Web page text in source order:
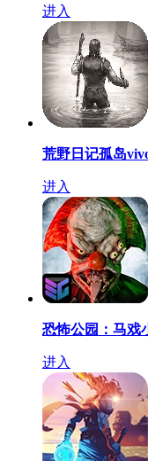
进入
荒野日记孤岛
进入
恐怖公园：马戏
进入